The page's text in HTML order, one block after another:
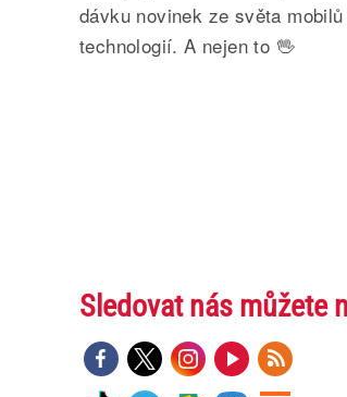
dávku novinek ze světa
technologií. A nejen to 🖖
Sledovat nás můžete